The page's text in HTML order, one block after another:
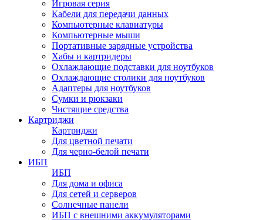
Игровая серия
Кабели для передачи данных
Компьютерные клавиатуры
Компьютерные мыши
Портативные зарядные устройства
Хабы и картридеры
Охлаждающие подставки для ноутбуков
Охлаждающие столики для ноутбуков
Адаптеры для ноутбуков
Сумки и рюкзаки
Чистящие средства
Картриджи
Картриджи
Для цветной печати
Для черно-белой печати
ИБП
ИБП
Для дома и офиса
Для сетей и серверов
Солнечные панели
ИБП с внешними аккумуляторами